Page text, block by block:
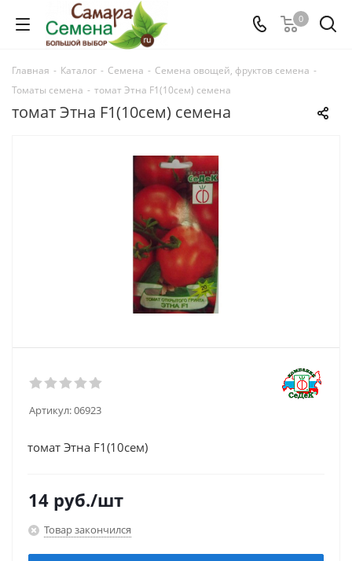
0
Главная - Каталог - Семена - Семена овощей, фруктов семена -
Томаты семена - томат Этна F1(10сем) семена
томат Этна F1(10сем) семена
Артикул:06923
томат Этна F1(10сем)
14 руб./шт
Товар закончился